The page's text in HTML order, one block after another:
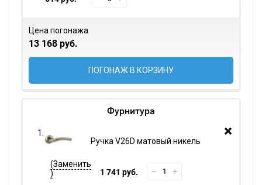
Цена погонажа
13 168 руб.
ПОГОНАЖ В КОРЗИНУ
Фурнитура
Ручка V26D матовый никель
1 741 руб.